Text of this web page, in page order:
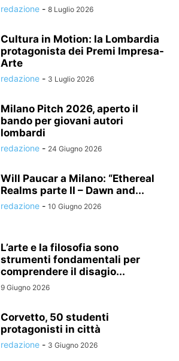
redazione - 8 Luglio 2026
Cultura in Motion: la Lombardia
protagonista dei Premi Impresa-
Arte
redazione - 3 Luglio 2026
Milano Pitch 2026, aperto il
bando per giovani autori
lombardi
redazione - 24 Giugno 2026
Will Paucar a Milano: “Ethereal
Realms parte II – Dawn and...
redazione - 10 Giugno 2026
L’arte e la filosofia sono
strumenti fondamentali per
comprendere il disagio...
9 Giugno 2026
Corvetto, 50 studenti
protagonisti in città
redazione - 3 Giugno 2026